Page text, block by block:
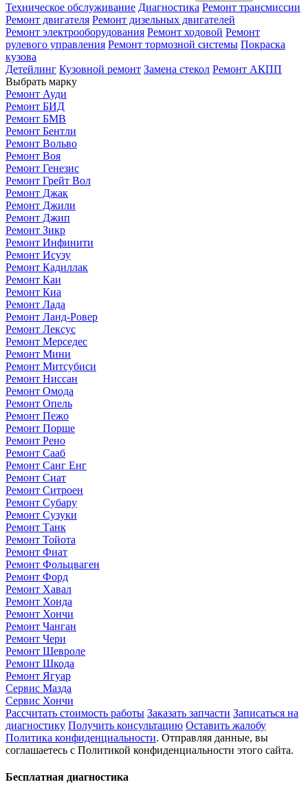
Техническое обслуживание Диагностика Ремонт трансмиссии
Ремонт двигателя Ремонт дизельных двигателей
Ремонт электрооборудования Ремонт ходовой Ремонт
рулевого управления Ремонт тормозной системы Покраска
кузова
Детейлинг Кузовной ремонт Замена стекол Ремонт АКПП
Выбрать марку
Ремонт Ауди
Ремонт БИД
Ремонт БМВ
Ремонт Бентли
Ремонт Вольво
Ремонт Воя
Ремонт Генезис
Ремонт Грейт Вол
Ремонт Джак
Ремонт Джили
Ремонт Джип
Ремонт Зикр
Ремонт Инфинити
Ремонт Исузу
Ремонт Кадиллак
Ремонт Каи
Ремонт Киа
Ремонт Лада
Ремонт Ланд-Ровер
Ремонт Лексус
Ремонт Мерседес
Ремонт Мини
Ремонт Митсубиси
Ремонт Ниссан
Ремонт Омода
Ремонт Опель
Ремонт Пежо
Ремонт Порше
Ремонт Рено
Ремонт Сааб
Ремонт Санг Енг
Ремонт Сиат
Ремонт Ситроен
Ремонт Субару
Ремонт Сузуки
Ремонт Танк
Ремонт Тойота
Ремонт Фиат
Ремонт Фольцваген
Ремонт Форд
Ремонт Хавал
Ремонт Хонда
Ремонт Хончи
Ремонт Чанган
Ремонт Чери
Ремонт Шевроле
Ремонт Шкода
Ремонт Ягуар
Сервис Мазда
Сервис Хончи
Рассчитать стоимость работы Заказать запчасти Записаться на
диагностику Получить консультацию Оставить жалобу
Политика конфиденциальности. Отправляя данные, вы
соглашаетесь с Политикой конфиденциальности этого сайта.
Бесплатная диагностика